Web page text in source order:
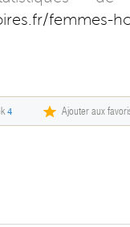
femmes-
4 Ajouter aux